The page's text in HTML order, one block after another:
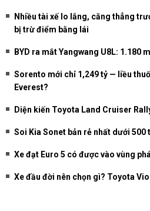
Nhiều tài xế lo lắng, căng thẳng
bị trừ điểm bằng lái
BYD ra mắt Yangwang U8L: 1.180
Sorento mới chỉ 1,249 tỷ — liều
Everest?
Diện kiến Toyota Land Cruiser
Soi Kia Sonet bản rẻ nhất dưới
Xe đạt Euro 5 có được vào vùng
Xe đầu đời nên chọn gì? Toyota